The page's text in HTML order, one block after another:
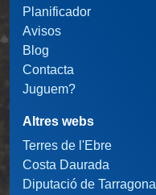
Planificador
Avisos
Blog
Contacta
Juguem?
Altres webs
Terres de l'Ebre
Costa Daurada
Diputació de Tarragona